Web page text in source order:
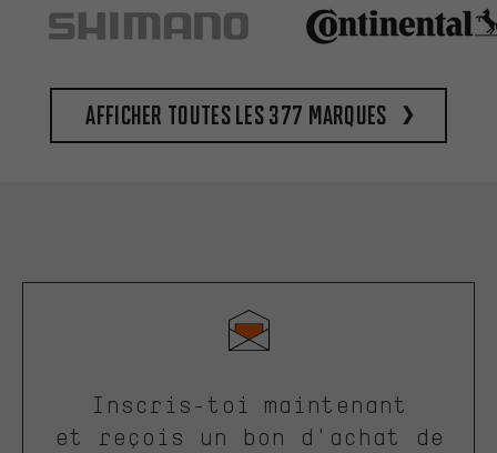
Afficher toutes les 377 marques
Inscris-toi maintenant
et reçois un bon d'achat de